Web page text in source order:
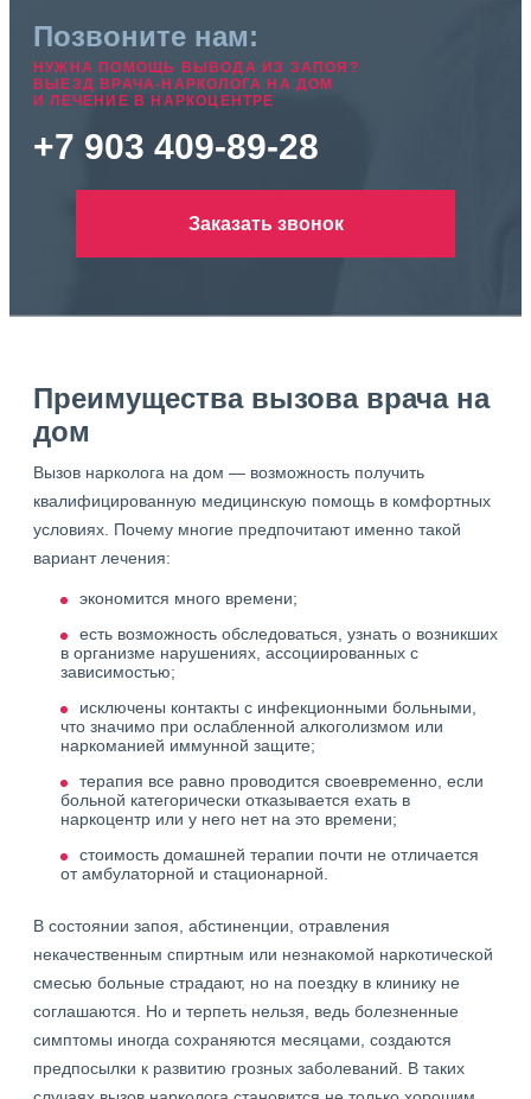
Позвоните нам:
НУЖНА ПОМОЩЬ ВЫВОДА ИЗ ЗАПОЯ?
ВЫЕЗД ВРАЧА-НАРКОЛОГА НА ДОМ
И ЛЕЧЕНИЕ В НАРКОЦЕНТРЕ
+7 903 409-89-28
Заказать звонок
Преимущества вызова врача на
дом
Вызов нарколога на дом — возможность получить
квалифицированную медицинскую помощь в комфортных
условиях. Почему многие предпочитают именно такой
вариант лечения:
экономится много времени;
есть возможность обследоваться, узнать о возникших
в организме нарушениях, ассоциированных с
зависимостью;
исключены контакты с инфекционными больными,
что значимо при ослабленной алкоголизмом или
наркоманией иммунной защите;
терапия все равно проводится своевременно, если
больной категорически отказывается ехать в
наркоцентр или у него нет на это времени;
стоимость домашней терапии почти не отличается
от амбулаторной и стационарной.
В состоянии запоя, абстиненции, отравления
некачественным спиртным или незнакомой наркотической
смесью больные страдают, но на поездку в клинику не
соглашаются. Но и терпеть нельзя, ведь болезненные
симптомы иногда сохраняются месяцами, создаются
предпосылки к развитию грозных заболеваний. В таких